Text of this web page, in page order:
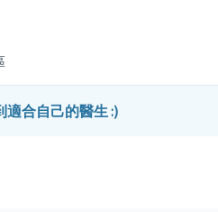
適合自己的醫生 :)